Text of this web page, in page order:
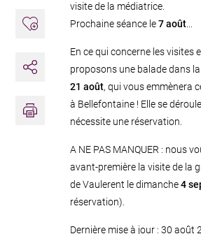
Ajouter aux favoris
Partager
visite de la médiatrice.
Prochaine séance le7 août...
En ce qui concerne les visites
proposons une balade dans la
21 août, qui vous emmènera
à Bellefontaine ! Elle se
nécessite une réservation.
A NE PAS MANQUER : nous
avant-première la visite de la
de Vaulerent le dimanche4
réservation).
Dernière mise à jour : 30 août